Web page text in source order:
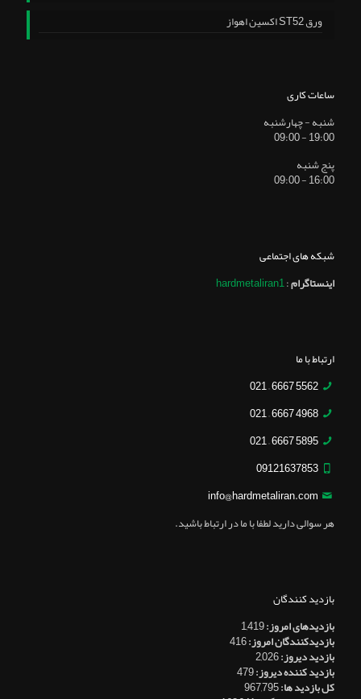
ورق ST52 اکسین اهواز
ساعات کاری
شنبه - چهارشنبه
19:00 - 09:00
پنج شنبه
16:00 - 09:00
شبکه های اجتماعی
اینستاگرام:
hardmetaliran1
ارتباط با ما
5562 6667 – 021
4968 6667 – 021
5895 6667 – 021
09121637853
info@hardmetaliran.com
هر سوالی دارید لطفا با ما در ارتباط باشید.
بازدید کنندگان
بازدیدهای امروز:1,419
بازدیدکنندگان امروز:416
بازدید دیروز:2,026
بازدید کننده دیروز:479
کل بازدید ها:967,795